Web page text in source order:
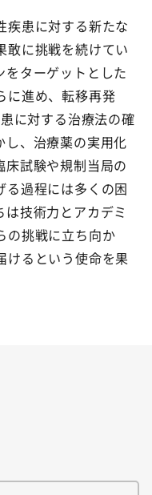
疾患に対する新たな
敢に挑戦を続けてい
をターゲットとした
に進め、転移再発
に対する治療法の確
し、治療薬の実用化
床試験や規制当局の
る過程には多くの困
技術力とアカデミ
の挑戦に立ち向か
けるという使命を果